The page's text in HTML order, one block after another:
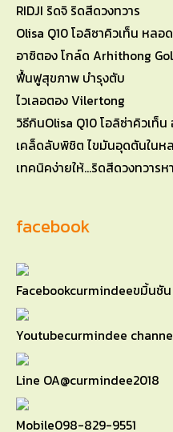
RIDJI ริดจิ ริดสีดวงทวาร
Olisa Q10 โอลิซาคิวเท็น หลอ
อาซิตอง โกล์ด Arhithong
ฟื้นฟูสุขภาพ บำรุงตับ
ไวเลอตอง Vilertong
วิธีกินOlisa Q10 โอลิซ่าคิวเท็
เคล็ดลับพิชิต ไขมันอุดตันใน
เทคนิคง่ายให้…ริดสีดวงทวารห
facebook
Facebookcurmindeeขมิ้นชัน
Youtubecurmindee
Line OA@curmindee2018
Mobile098-829-9551